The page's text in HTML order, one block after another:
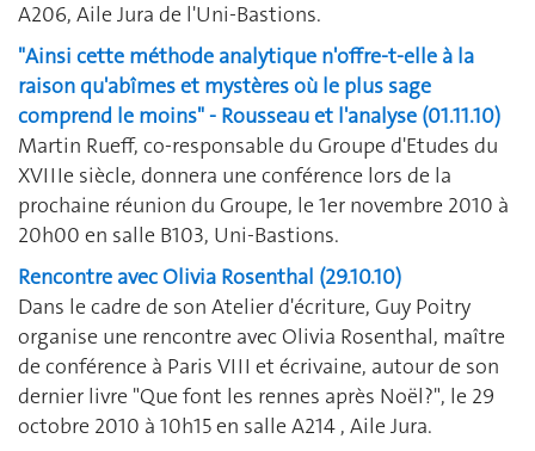
A206, Aile Jura de l'Uni-Bastions.
"Ainsi cette méthode analytique n'offre-t-elle à la
raison qu'abîmes et mystères où le plus sage
comprend le moins" - Rousseau et l'analyse (01.11.10)
Martin Rueff, co-responsable du Groupe d'Etudes du
XVIIIe siècle, donnera une conférence lors de la
prochaine réunion du Groupe, le 1er novembre 2010 à
20h00 en salle B103, Uni-Bastions.
Rencontre avec Olivia Rosenthal (29.10.10)
Dans le cadre de son Atelier d'écriture, Guy Poitry
organise une rencontre avec Olivia Rosenthal, maître
de conférence à Paris VIII et écrivaine, autour de son
dernier livre "Que font les rennes après Noël?", le 29
octobre 2010 à 10h15 en salle A214 , Aile Jura.